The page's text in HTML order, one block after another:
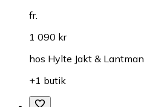
fr.
1 090 kr
hos Hylte Jakt & Lantman
+1 butik